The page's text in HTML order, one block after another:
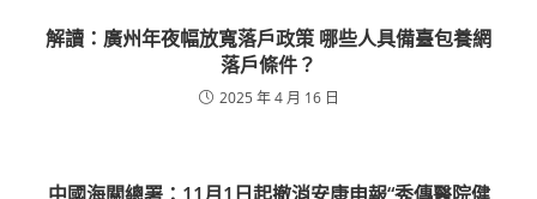
解讀：廣州年夜幅放寬落戶政策 哪些人具備臺包養網
落戶條件？
2025 年 4 月 16 日